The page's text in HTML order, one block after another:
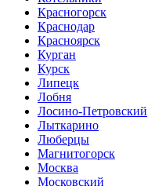
Красногорск
Краснодар
Красноярск
Курган
Курск
Липецк
Лобня
Лосино-Петровский
Лыткарино
Люберцы
Магнитогорск
Москва
Московский